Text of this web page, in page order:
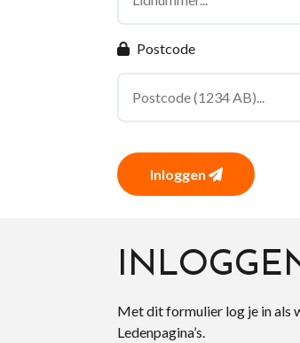
Postcode
Inloggen
Met dit formulier log je in als
Ledenpagina’s.